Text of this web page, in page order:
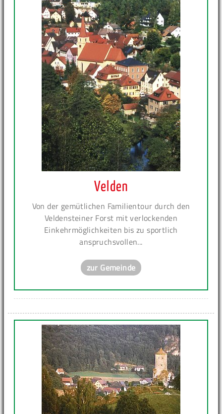
Velden
Von der gemütlichen Familientour durch den
Veldensteiner Forst mit verlockenden
Einkehrmöglichkeiten bis zu sportlich
anspruchsvollen...
zur Gemeinde